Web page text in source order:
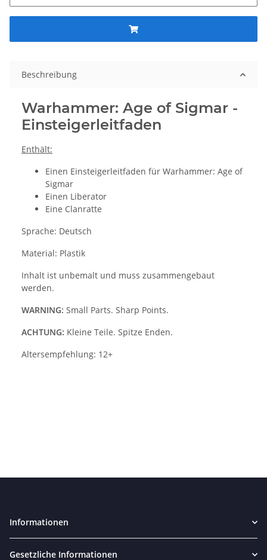
Beschreibung
Warhammer: Age of Sigmar -
Einsteigerleitfaden
Enthält:
Einen Einsteigerleitfaden für Warhammer: Age of
Sigmar
Einen Liberator
Eine Clanratte
Sprache: Deutsch
Material: Plastik
Inhalt ist unbemalt und muss zusammengebaut
werden.
WARNING: Small Parts. Sharp Points.
ACHTUNG: Kleine Teile. Spitze Enden.
Altersempfehlung: 12+
Informationen
Gesetzliche Informationen